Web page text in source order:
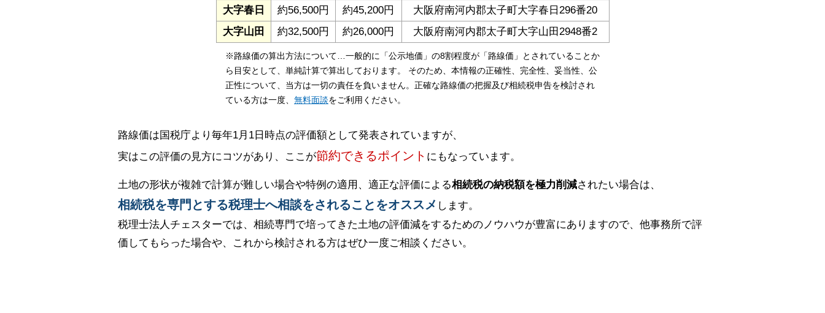
大字春日
約56,500円 約45,200円
大阪府南河内郡太子町大字春日296番20
大字山田
約32,500円 約26,000円 大阪府南河内郡太子町大字山田2948番2
※路線価の算出方法について…一般的に「公示地価」の8割程度が「路線価」とされていることか
ら目安として、単純計算で算出しております。 そのため、本情報の正確性、完全性、妥当性、公
正性について、当方は一切の責任を負いません。正確な路線価の把握及び相続税申告を検討され
ている方は一度、 無料面談をご利用ください。
路線価は国税庁より毎年1月1日時点の評価額として発表されていますが、
実はこの評価の見方にコツがあり、ここが節約できるポイント にもなっています。
土地の形状が複雑で計算が難しい場合や特例の適用、適正な評価による相続税の納税額を極力削減されたい場合は、
相続税を専門とする税理士へ相談をされることをオススメ します。
税理士法人チェスターでは、相続専門で培ってきた土地の評価減をするためのノウハウが豊富にありますので、他事務所で評
価してもらった場合や、これから検討される方はぜひ一度ご相談ください。